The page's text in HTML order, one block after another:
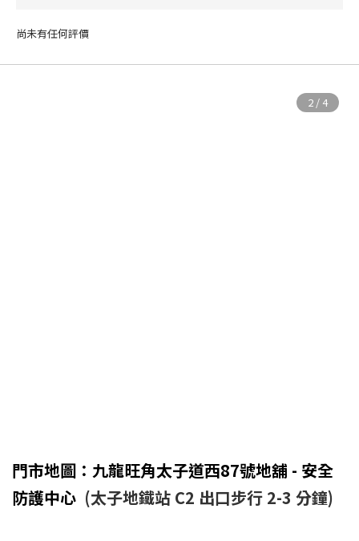
尚未有任何評價
門市地圖：九龍旺角太子道西87號地舖 - 安全
防護中心 (太子地鐵站 C2 出口步行 2-3 分鐘)